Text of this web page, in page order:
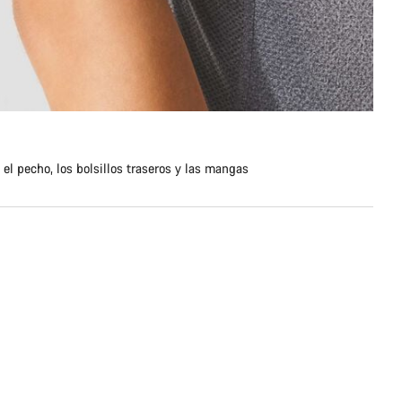
pecho, los bolsillos traseros y las mangas